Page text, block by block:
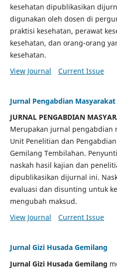
kesehatan dipublikasikan
digunakan oleh dosen di
praktisi kesehatan, perawat
kesehatan, dan orang-orang
kesehatan.
View Journal
Current Issue
Jurnal Pengabdian
JURNAL PENGABDIAN
Merupakan jurnal pengabdian
Unit Penelitian dan
Gemilang Tembilahan.
naskah hasil kajian dan
dipublikasikan dijurnal ini.
evaluasi dan disunting untuk
mengubah maksud.
View Journal
Current Issue
Jurnal Gizi Husada Gemilang
Jurnal Gizi Husada Gemilang